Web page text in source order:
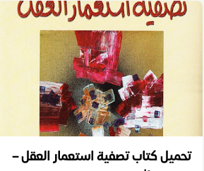
تحميل كتاب تصفية استعمار العقل –